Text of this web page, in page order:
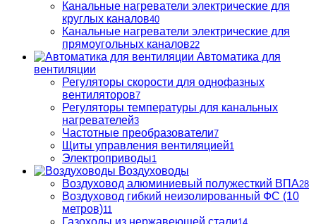
Канальные нагреватели электрические для
круглых каналов40
Канальные нагреватели электрические для
прямоугольных каналов22
Автоматика для
вентиляции
Регуляторы скорости для однофазных
вентиляторов7
Регуляторы температуры для канальных
нагревателей3
Частотные преобразователи7
Щиты управления вентиляцией1
Электроприводы1
Воздуховоды
Воздуховод алюминиевый полужесткий ВПА28
Воздуховод гибкий неизолированный ФС (10
метров)11
Газоходы из нержавеющей стали